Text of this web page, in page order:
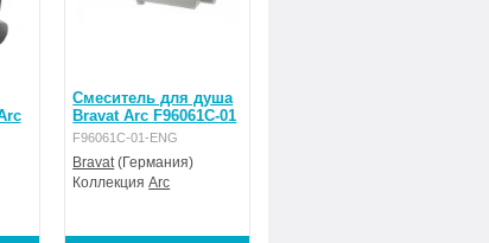
Смеситель для душа
Bravat Arc F96061C-01
F96061C-01-ENG
Bravat(Германия)
КоллекцияArc